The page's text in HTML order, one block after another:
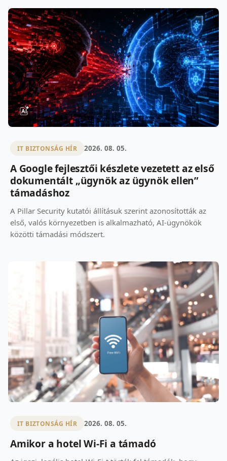
IT BIZTONSÁG HÍR 2026. 08. 05.
A Google fejlesztői készlete vezetett az első
dokumentált „ügynök az ügynök ellen”
támadáshoz
A Pillar Security kutatói állításuk szerint azonosították az
első, valós környezetben is alkalmazható, AI-ügynökök
közötti támadási módszert.
IT BIZTONSÁG HÍR 2026. 08. 05.
Amikor a hotel Wi-Fi a támadó